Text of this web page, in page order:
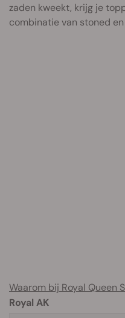
zaden kweekt, krijg je
combinatie van stoned
Waarom bij Royal Queen
Royal AK